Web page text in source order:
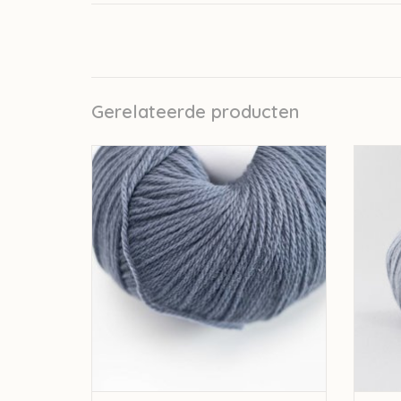
Gerelateerde producten
Fonty Fonty BB Merinos - Kleur 866
TOEVOEGEN AAN WINKELWAGEN